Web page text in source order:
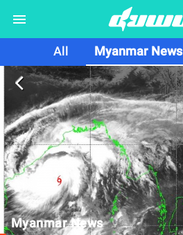
All Myanmar News
arrow_back_ios
Myanmar News